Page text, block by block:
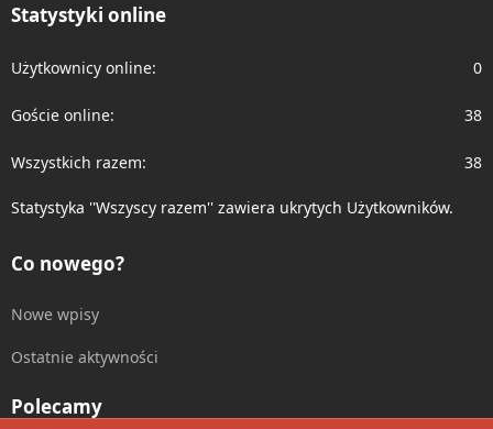
Statystyki online
Użytkownicy online 0
Goście online 38
Wszystkich razem 38
Statystyka ''Wszyscy razem'' zawiera ukrytych Użytkowników.
Co nowego?
Nowe wpisy
Ostatnie aktywności
Polecamy